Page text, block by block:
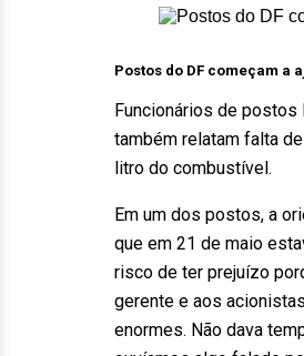
Postos do DF começam a
Funcionários de postos
também relatam falta
litro do combustível.
Em um dos postos, a
que em 21 de maio
risco de ter prejuízo
gerente e aos
enormes. Não dava